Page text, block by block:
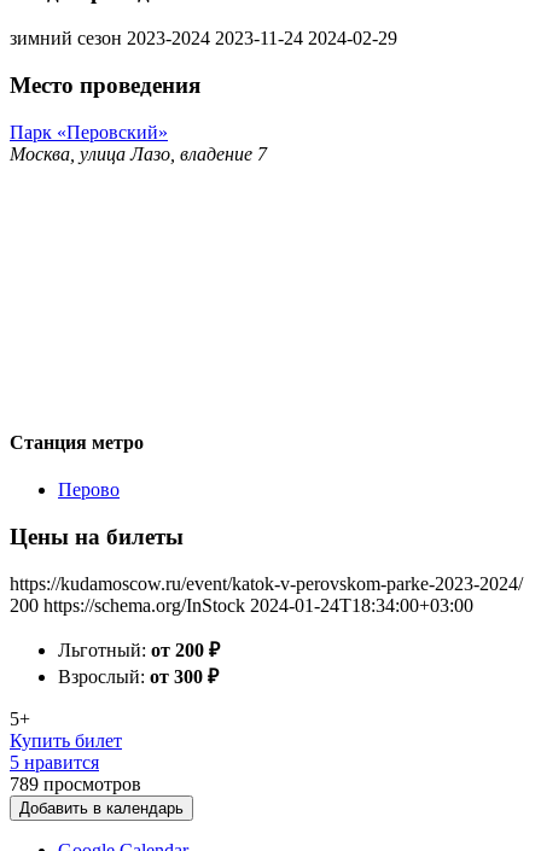
зимний сезон 2023-2024 2023-11-24 2024-02-29
Место проведения
Парк «Перовский»
Москва, улица Лазо, владение 7
Станция метро
Перово
Цены на билеты
https://kudamoscow.ru/event/katok-v-perovskom-parke-2023-2024/
200 https://schema.org/InStock 2024-01-24T18:34:00+03:00
Льготный: от 200 ₽
Взрослый: от 300 ₽
5+
Купить билет
5 нравится
789 просмотров
Добавить в календарь